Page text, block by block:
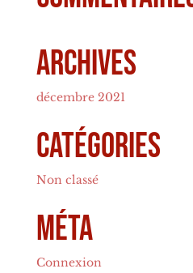
Archives
décembre 2021
Catégories
Non classé
Méta
Connexion